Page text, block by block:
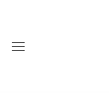
springen